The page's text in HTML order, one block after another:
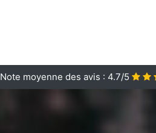
Note moyenne des avis : 4.7/5